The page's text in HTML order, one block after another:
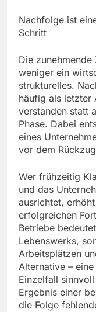
Nachfolge ist
Schritt
Die
weniger ein
strukturelles.
häufig als letzter
verstanden statt
Phase. Dabei
eines
vor dem
Wer frühzeitig
und das
ausrichtet,
erfolgreichen
Betriebe
Lebenswerks,
Arbeitsplätzen
Alternative –
Einzelfall
Ergebnis einer
die Folge